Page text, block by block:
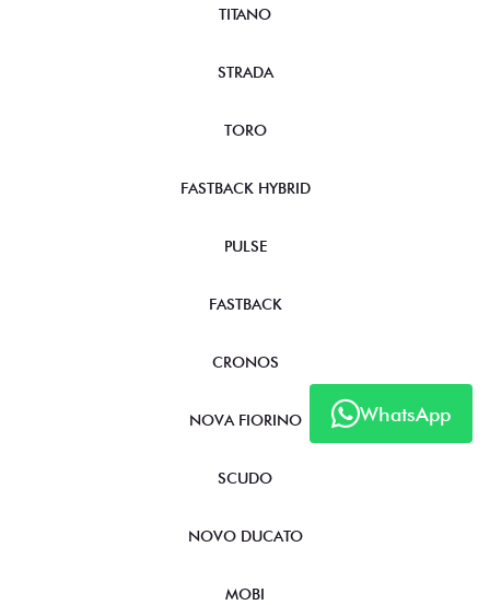
WhatsApp
TITANO
STRADA
TORO
FASTBACK HYBRID
PULSE
FASTBACK
CRONOS
NOVA FIORINO
SCUDO
NOVO DUCATO
MOBI